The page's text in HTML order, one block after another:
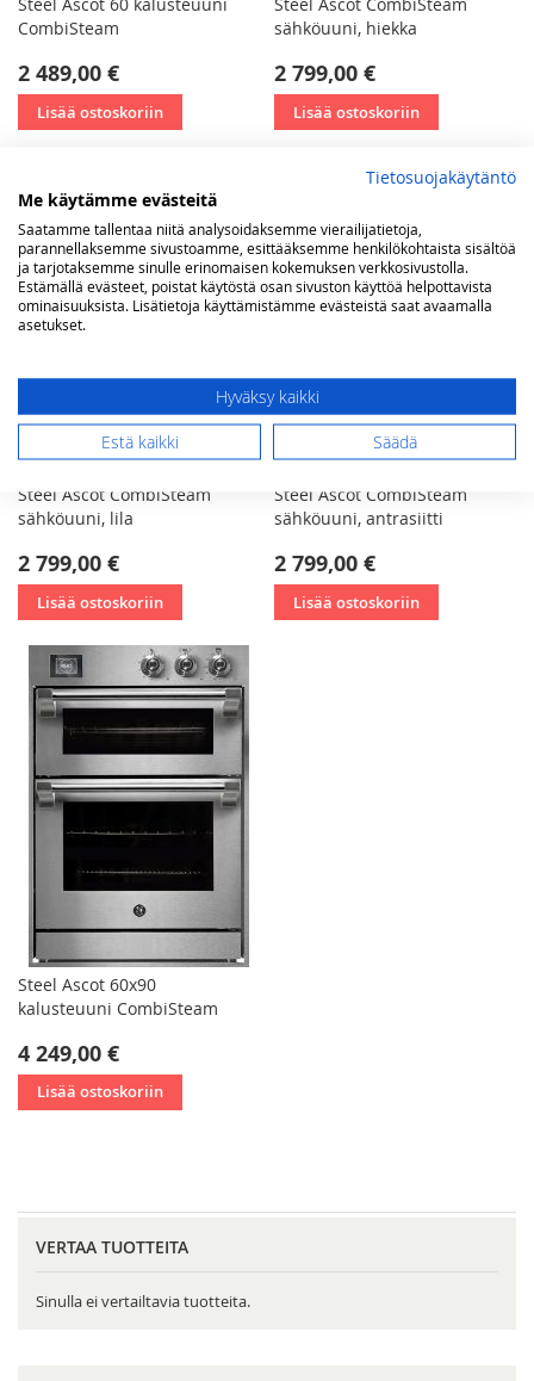
Steel Ascot 60 kalusteuuni
CombiSteam
2 489,00 €
Lisää ostoskoriin
Steel Ascot CombiSteam
sähköuuni, hiekka
2 799,00 €
Lisää ostoskoriin
Steel Ascot CombiSteam
sähköuuni, lila
2 799,00 €
Lisää ostoskoriin
Steel Ascot CombiSteam
sähköuuni, antrasiitti
2 799,00 €
Lisää ostoskoriin
Steel Ascot 60x90
kalusteuuni CombiSteam
4 249,00 €
Lisää ostoskoriin
VERTAA TUOTTEITA
Sinulla ei vertailtavia tuotteita.
Tietosuojakäytäntö
Me käytämme evästeitä
Saatamme tallentaa niitä analysoidaksemme vierailijatietoja,
parannellaksemme sivustoamme, esittääksemme henkilökohtaista sisältöä
ja tarjotaksemme sinulle erinomaisen kokemuksen verkkosivustolla.
Estämällä evästeet, poistat käytöstä osan sivuston käyttöä helpottavista
ominaisuuksista. Lisätietoja käyttämistämme evästeistä saat avaamalla
asetukset.
Hyväksy kaikki
Estä kaikki
Säädä